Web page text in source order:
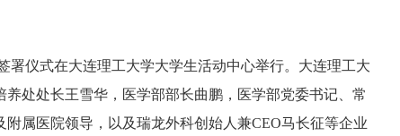
署仪式在大连理工大学大学生活动中心举行。大连理工大
处处长王雪华，医学部部长曲鹏，医学部党委书记、常
属医院领导，以及瑞龙外科创始人兼CEO马长征等企业